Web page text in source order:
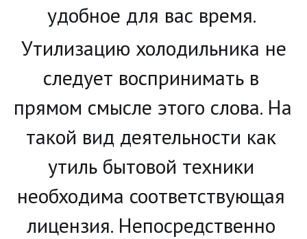
удобное для вас время.
следует воспринимать в
прямом смысле этого слова. На
такой вид деятельности как
утиль бытовой техники
необходима соответствующая
лицензия. Непосредственно